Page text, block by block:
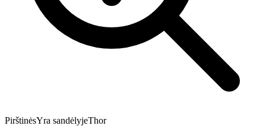
PirštinėsYra sandėlyjeThor